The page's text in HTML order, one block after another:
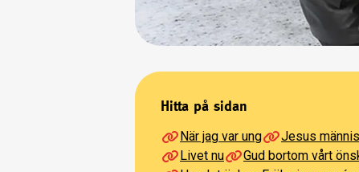
Hitta på sidan
När jag var ung Jesus
Livet nu
Gud bortom vårt